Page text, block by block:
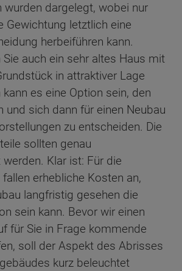
wurden dargelegt, wobei nur
Gewichtung letztlich eine
herbeiführen kann.
auch ein sehr altes Haus mit
in attraktiver Lage
es eine Option sein, den
und sich dann für einen Neubau
zu entscheiden. Die
sollten genau
Klar ist: Für die
erhebliche Kosten an,
langfristig gesehen die
sein kann. Bevor wir einen
für Sie in Frage kommende
soll der Aspekt des Abrisses
kurz beleuchtet